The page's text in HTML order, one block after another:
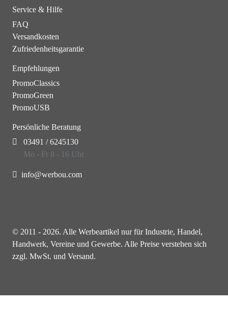
Service & Hilfe
FAQ
Versandkosten
Zufriedenheitsgarantie
Empfehlungen
PromoClassics
PromoGreen
PromoUSB
Persönliche Beratung
03491 / 6245130
Mo - Fr 8 - 16 Uhr
info@werbou.com
© 2011 - 2026. Alle Werbeartikel nur für Industrie, Handel,
Handwerk, Vereine und Gewerbe. Alle Preise verstehen sich
zzgl. MwSt. und Versand.